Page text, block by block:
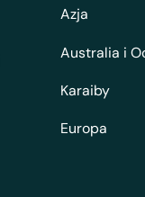
Azja
Australia i
Karaiby
Europa